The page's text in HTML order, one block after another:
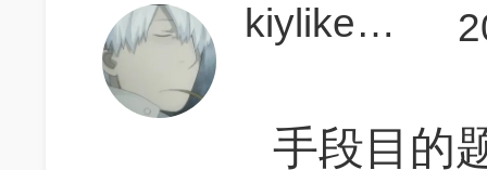
kiylikesleeping
手段目的